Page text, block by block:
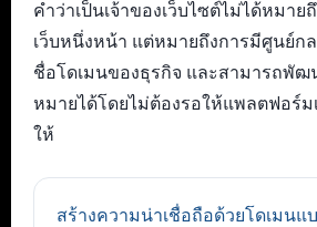
คำว่าเป็นเจ้าของเว็บไซต์ไม่ได้หมาย
เว็บหนึ่งหน้า แต่หมายถึงการมีศูนย์ก
ชื่อโดเมนของธุรกิจ และสามารถพัฒ
หมายได้โดยไม่ต้องรอให้แพลตฟอร์ม
ให้
สร้างความน่าเชื่อถือด้วยโดเมนแ